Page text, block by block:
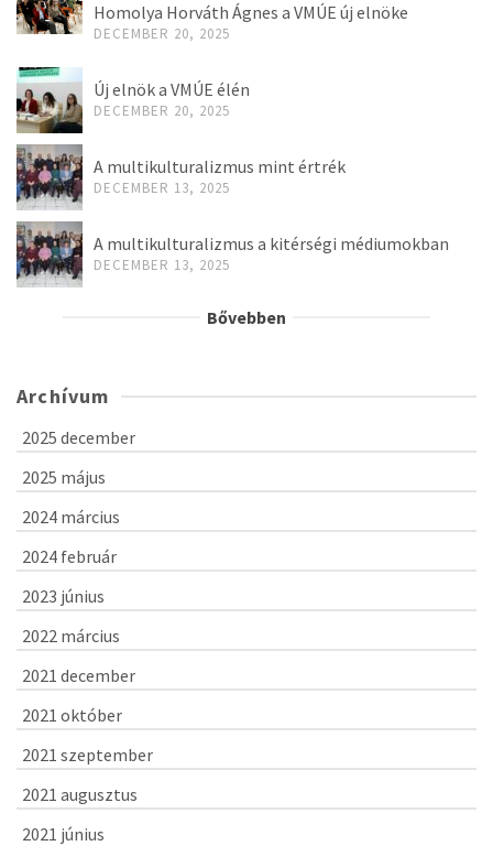
Homolya Horváth Ágnes a VMÚE új elnöke
DECEMBER 20, 2025
Új elnök a VMÚE élén
DECEMBER 20, 2025
A multikulturalizmus mint értrék
DECEMBER 13, 2025
A multikulturalizmus a kitérségi médiumokban
DECEMBER 13, 2025
Bővebben
Archívum
2025 december
2025 május
2024 március
2024 február
2023 június
2022 március
2021 december
2021 október
2021 szeptember
2021 augusztus
2021 június